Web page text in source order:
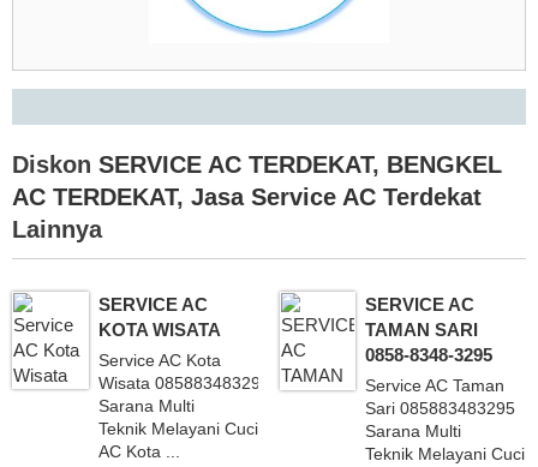
Diskon SERVICE AC TERDEKAT, BENGKEL
AC TERDEKAT, Jasa Service AC Terdekat
Lainnya
SERVICE AC
KOTA WISATA
Service AC Kota
Wisata 085883483295
Sarana Multi
Teknik Melayani Cuci
AC Kota ...
SERVICE AC
TAMAN SARI
0858-8348-3295
Service AC Taman
Sari 085883483295
Sarana Multi
Teknik Melayani Cuci